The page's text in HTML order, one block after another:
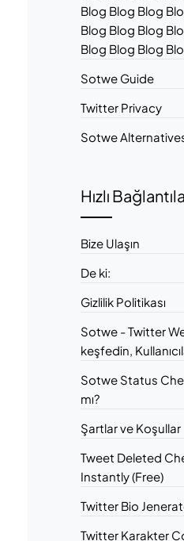
Blog Blog Blog
Blog Blog Blog
Blog Blog Blog
Sotwe Guide
Twitter Privacy
Sotwe
Hızlı
Bize Ulaşın
De ki:
Gizlilik Politikası
Sotwe - Twitter
keşfedin,
Sotwe Status
mı?
Şartlar ve Koşullar
Tweet Deleted
Instantly (Free)
Twitter Bio
Twitter Karakter